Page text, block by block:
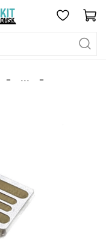
...